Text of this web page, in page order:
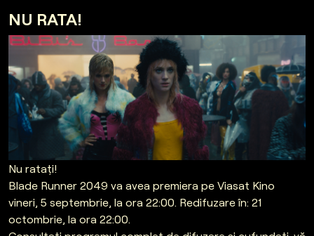
NU RATA!
Nu ratați!
Blade Runner 2049 va avea premiera pe Viasat Kino
vineri, 5 septembrie, la ora 22:00. Redifuzare în: 21
octombrie, la ora 22:00.